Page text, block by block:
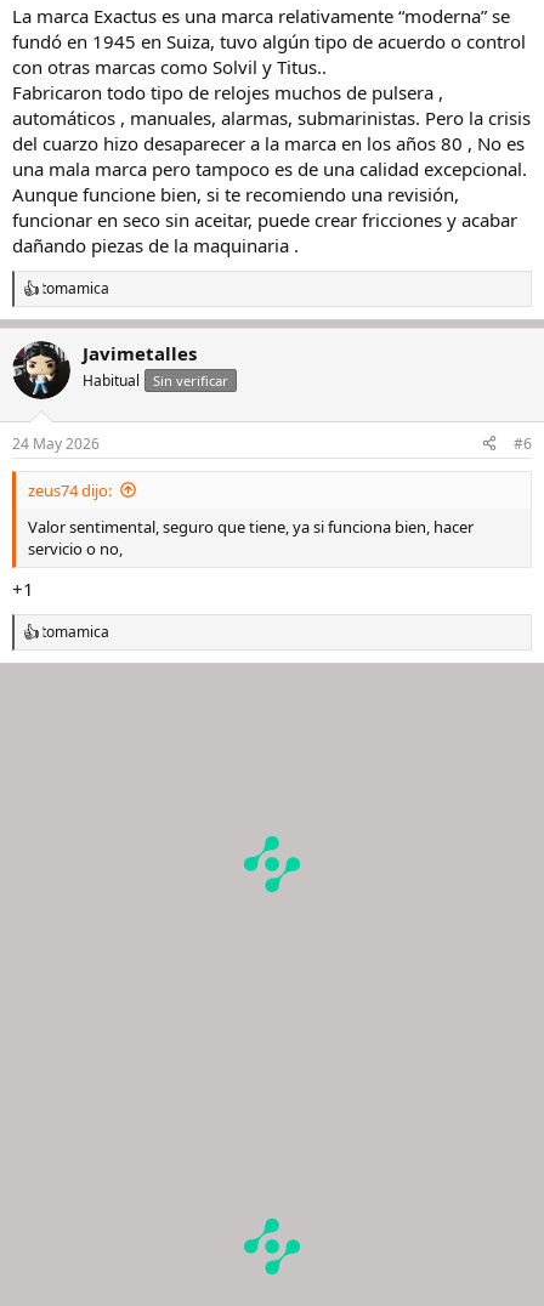
La marca Exactus es una marca relativamente “moderna” se
fundó en 1945 en Suiza, tuvo algún tipo de acuerdo o control
con otras marcas como Solvil y Titus..
Fabricaron todo tipo de relojes muchos de pulsera ,
automáticos , manuales, alarmas, submarinistas. Pero la crisis
del cuarzo hizo desaparecer a la marca en los años 80 , No es
una mala marca pero tampoco es de una calidad excepcional.
Aunque funcione bien, si te recomiendo una revisión,
funcionar en seco sin aceitar, puede crear fricciones y acabar
dañando piezas de la maquinaria .
R
e
c
c
i
e
s
tomamica
Javimetalles
Habitual Sin verificar
24 May 2026 #6
zeus74 dijo:
Valor sentimental, seguro que tiene, ya si funciona bien, hacer
servicio o no,
+1
R
e
tomamica